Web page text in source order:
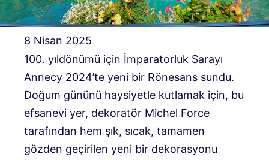
8 Nisan 2025
100. yıldönümü için İmparatorluk Sarayı
Annecy 2024’te yeni bir Rönesans sundu.
Doğum gününü haysiyetle kutlamak için, bu
efsanevi yer, dekoratör Michel Force
tarafından hem şık, sıcak, tamamen
gözden geçirilen yeni bir dekorasyonu